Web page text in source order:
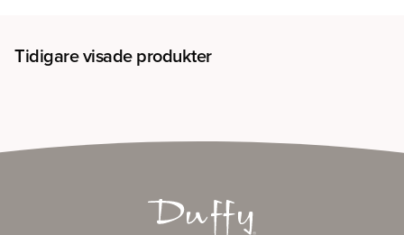
Tidigare visade produkter